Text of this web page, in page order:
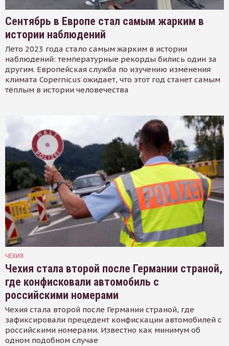
Сентябрь в Европе стал самым жарким в
истории наблюдений
Лето 2023 года стало самым жарким в истории
наблюдений: температурные рекорды бились один за
другим. Европейская служба по изучению изменения
климата Copernicus ожидает, что этот год станет самым
тёплым в истории человечества
ЧЕХИЯ
Чехия стала второй после Германии страной,
где конфисковали автомобиль с
российскими номерами
Чехия стала второй после Германии страной, где
зафиксировали прецедент конфискации автомобилей с
российскими номерами. Известно как минимум об
одном подобном случае